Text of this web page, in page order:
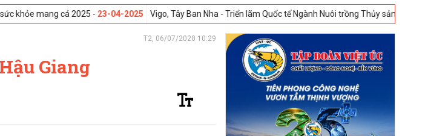
cá 2025 -23-04-2025 Vigo, Tây Ban Nha - Triển lãm Quốc tế Ngành Nuôi trồng Thủy sản Tây Ban Nha –
T2, 06/07/2020 10:29
Giang